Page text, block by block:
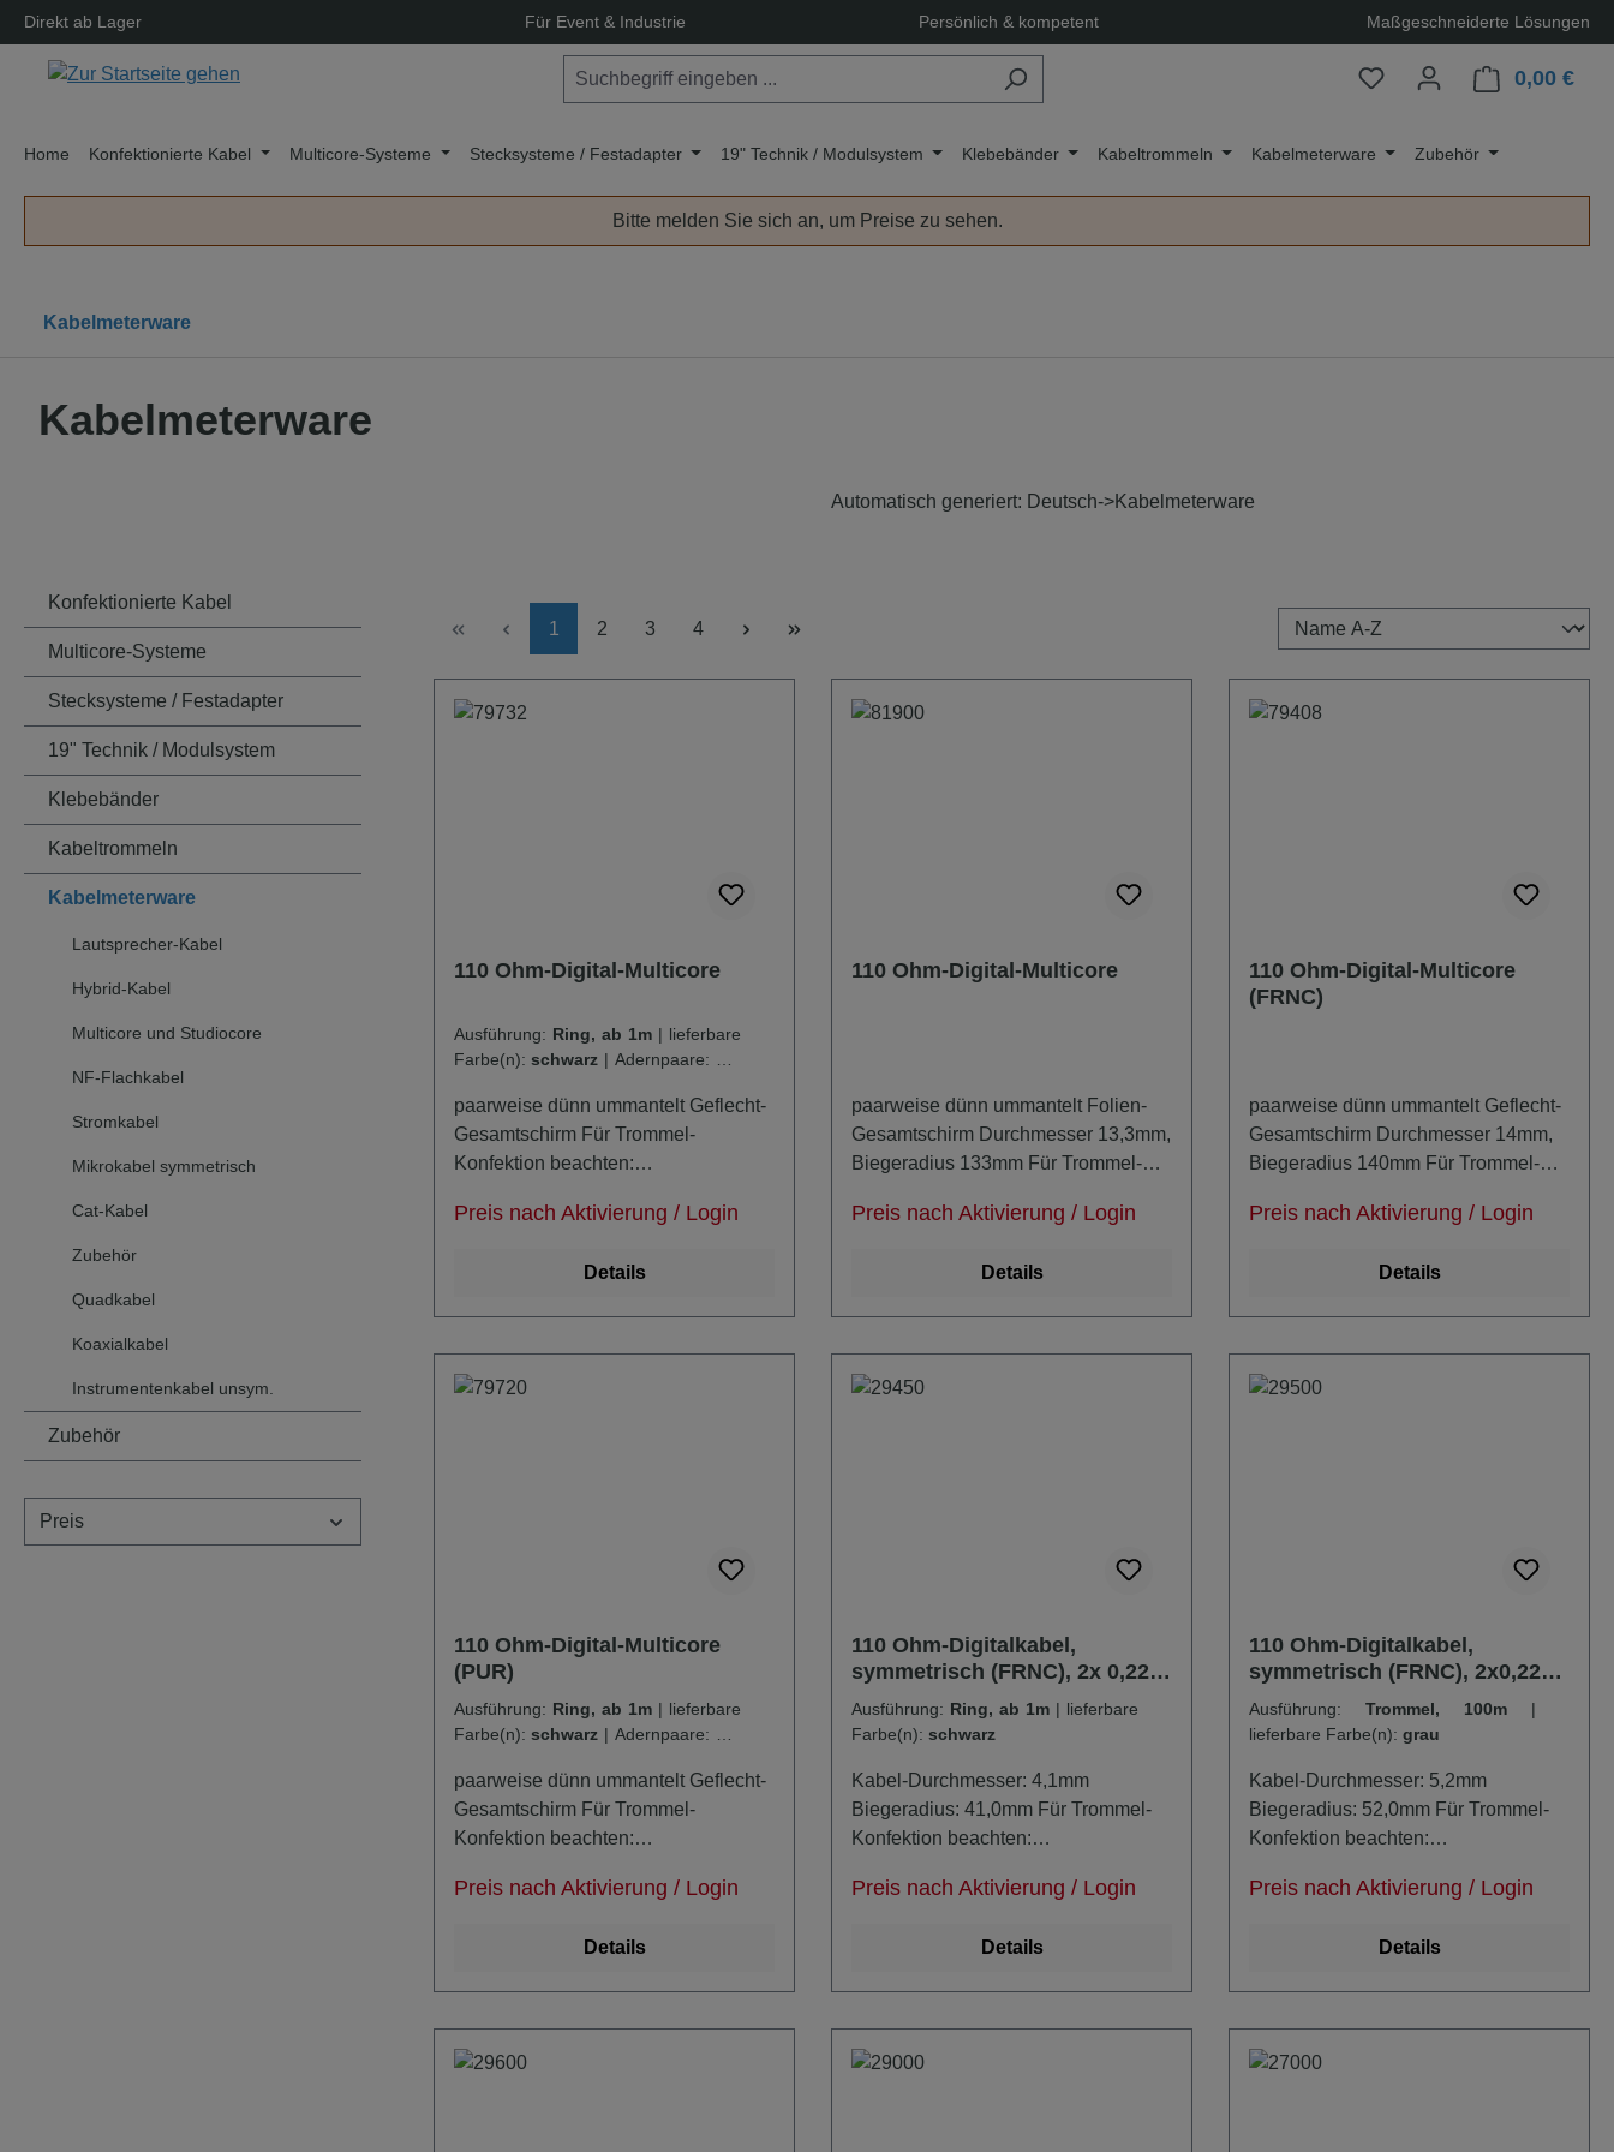
Zur Hauptnavigation springen
Direkt ab Lager Für Event & Industrie Persönlich & kompetent Maßgeschneiderte Lösungen
0,00 €
Home Konfektionierte Kabel Multicore-Systeme Stecksysteme / Festadapter 19" Technik / Modulsystem Klebebänder Kabeltrommeln Kabelmeterware Zubehör
Bitte melden Sie sich an, um Preise zu sehen.
Kabelmeterware
Kabelmeterware
Automatisch generiert: Deutsch->Kabelmeterware
Konfektionierte Kabel
Multicore-Systeme
Stecksysteme / Festadapter
19" Technik / Modulsystem
Klebebänder
Kabeltrommeln
Kabelmeterware
Lautsprecher-Kabel
Hybrid-Kabel
Multicore und Studiocore
NF-Flachkabel
Stromkabel
Mikrokabel symmetrisch
Cat-Kabel
Zubehör
Quadkabel
Koaxialkabel
Instrumentenkabel unsym.
Zubehör
Preis
Seite
1 Seite
2 Seite
3 Seite
4
110 Ohm-Digital-Multicore
Ausführung: Ring, ab 1m |
Farbe(n): schwarz | Adernpaare:
paarweise dünn ummantelt Geflecht-
Gesamtschirm Für Trommel-
Konfektion beachten:
Biegeradius Ausführungen:
79730: 70,0mm 7,0mm 79731:
142,0mm 14,2mm
Preis nach Aktivierung / Login
Details
110 Ohm-Digital-Multicore
paarweise dünn ummantelt Folien-
Gesamtschirm Durchmesser 13,3mm,
Biegeradius 133mm Für Trommel-
Kerndurchmesser = mindestens 2x
Preis nach Aktivierung / Login
Details
110 Ohm-Digital-Multicore
(FRNC)
paarweise dünn ummantelt Geflecht-
Gesamtschirm Durchmesser 14mm,
Biegeradius 140mm Für Trommel-
Kerndurchmesser = mindestens 2x
Preis nach Aktivierung / Login
Details
110 Ohm-Digital-Multicore
(PUR)
Ausführung: Ring, ab 1m |
Farbe(n): schwarz | Adernpaare:
paarweise dünn ummantelt Geflecht-
Gesamtschirm Für Trommel-
Konfektion beachten:
Biegeradius Ausführungen:
79720: 71,0mm 7,1mm 79721:
Preis nach Aktivierung / Login
Details
110 Ohm-Digitalkabel,
symmetrisch (FRNC), 2x 0,22
mm²
Ausführung: Ring, ab 1m |
Farbe(n): schwarz
Kabel-Durchmesser: 4,1mm
Biegeradius: 41,0mm Für Trommel-
Konfektion beachten:
Biegeradius
Preis nach Aktivierung / Login
Details
110 Ohm-Digitalkabel,
symmetrisch (FRNC), 2x0,22
mm²
Ausführung: Trommel, 100m |
lieferbare Farbe(n): grau
Kabel-Durchmesser: 5,2mm
Biegeradius: 52,0mm Für Trommel-
Konfektion beachten:
Biegeradius
Preis nach Aktivierung / Login
Details